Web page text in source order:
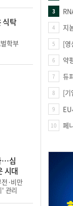
식탁
학부
…심
시대
·비만
' 관리
3
4
5
6
7
8
9
10